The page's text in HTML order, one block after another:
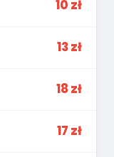
10 zł
13 zł
18 zł
17 zł